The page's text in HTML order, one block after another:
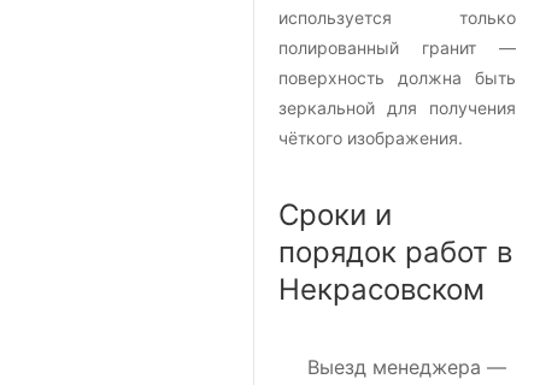
используется только
полированный гранит —
поверхность должна быть
зеркальной для получения
чёткого изображения.
Сроки и
порядок работ в
Некрасовском
Выезд менеджера —